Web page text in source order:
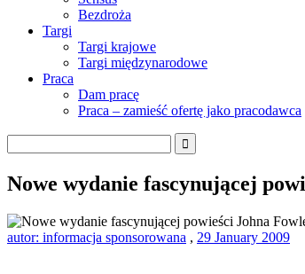
Bezdroża
Targi
Targi krajowe
Targi międzynarodowe
Praca
Dam pracę
Praca – zamieść ofertę jako pracodawca
Nowe wydanie fascynującej
autor: informacja sponsorowana , 29 January 2009